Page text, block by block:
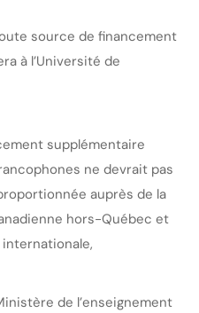
source de financement
à l’Université de
supplémentaire
ne devrait pas
auprès de la
hors-Québec et
de l’enseignement